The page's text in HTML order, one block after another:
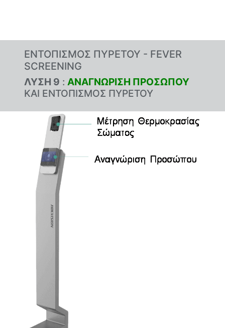
ΕΝΤΟΠΙΣΜΟΣ ΠΥΡΕΤΟΥ - FEVER
SCREENING
ΛΥΣΗ 9 : ΑΝΑΓΝΩΡΙΣΗ ΠΡΟΣΩΠΟΥ
ΚΑΙ ΕΝΤΟΠΙΣΜΟΣ ΠΥΡΕΤΟΥ